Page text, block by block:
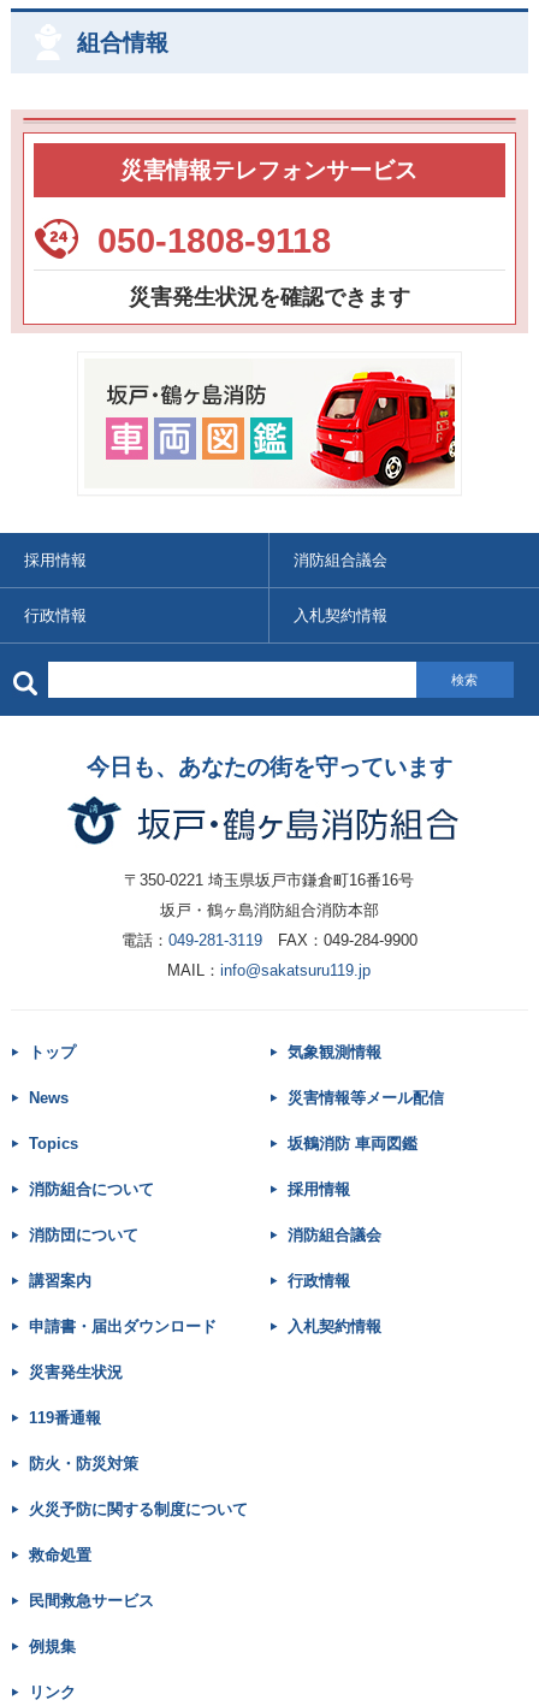
組合情報
災害情報テレフォンサービス
050-1808-9118
災害発生状況を確認できます
採用情報 消防組合議会
行政情報 入札契約情報
検索
今日も、あなたの街を守っています
〒350-0221 埼玉県坂戸市鎌倉町16番16号
坂戸・鶴ヶ島消防組合消防本部
電話： 049-281-3119FAX：049-284-9900
MAIL：info@sakatsuru119.jp
トップ
News
Topics
消防組合について
消防団について
講習案内
申請書・届出ダウンロード
災害発生状況
気象観測情報
災害情報等メール配信
坂鶴消防 車両図鑑
採用情報
消防組合議会
行政情報
入札契約情報
119番通報
防火・防災対策
火災予防に関する制度について
救命処置
民間救急サービス
例規集
リンク